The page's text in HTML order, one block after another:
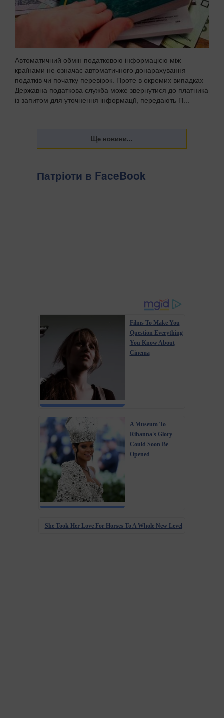
Автоматичний обмін податковою інформацією між
країнами не означає автоматичного донарахування
податків чи початку перевірок. Проте в окремих випадках
Державна податкова служба може звернутися до платника
із запитом для уточнення інформації, передають П...
Патріоти в FaceBook
Films To Make You
Question Everything
You Know About
Cinema
A Museum To
Rihanna's Glory
Could Soon Be
Opened
She Took Her Love For Horses To A Whole New Level